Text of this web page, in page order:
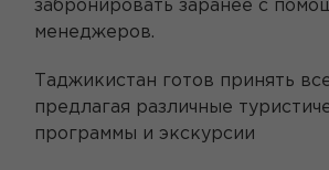
забронировать заранее с
менеджеров.
Таджикистан готов принять
предлагая различные
программы и экскурсии